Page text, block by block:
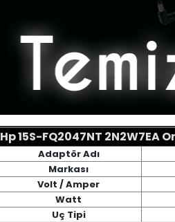
Hp 15S-FQ2047NT
Adaptör Adı
Markası
Volt / Amper
Watt
Uç Tipi